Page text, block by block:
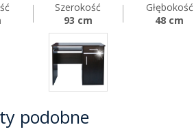
Szerokość
93 cm
Głębokość
48 cm
podobne